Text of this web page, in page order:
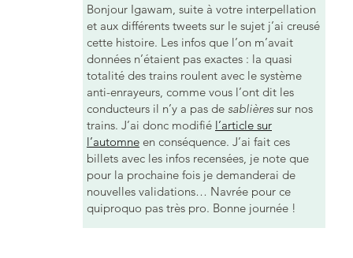
Bonjour Igawam, suite à votre interpellation
et aux différents tweets sur le sujet j’ai creusé
cette histoire. Les infos que l’on m’avait
données n’étaient pas exactes : la quasi
totalité des trains roulent avec le système
anti-enrayeurs, comme vous l’ont dit les
conducteurs il n’y a pas de sablièressur nos
trains. J’ai donc modifié l’article sur
l’automne en conséquence. J’ai fait ces
billets avec les infos recensées, je note que
pour la prochaine fois je demanderai de
nouvelles validations… Navrée pour ce
quiproquo pas très pro. Bonne journée !